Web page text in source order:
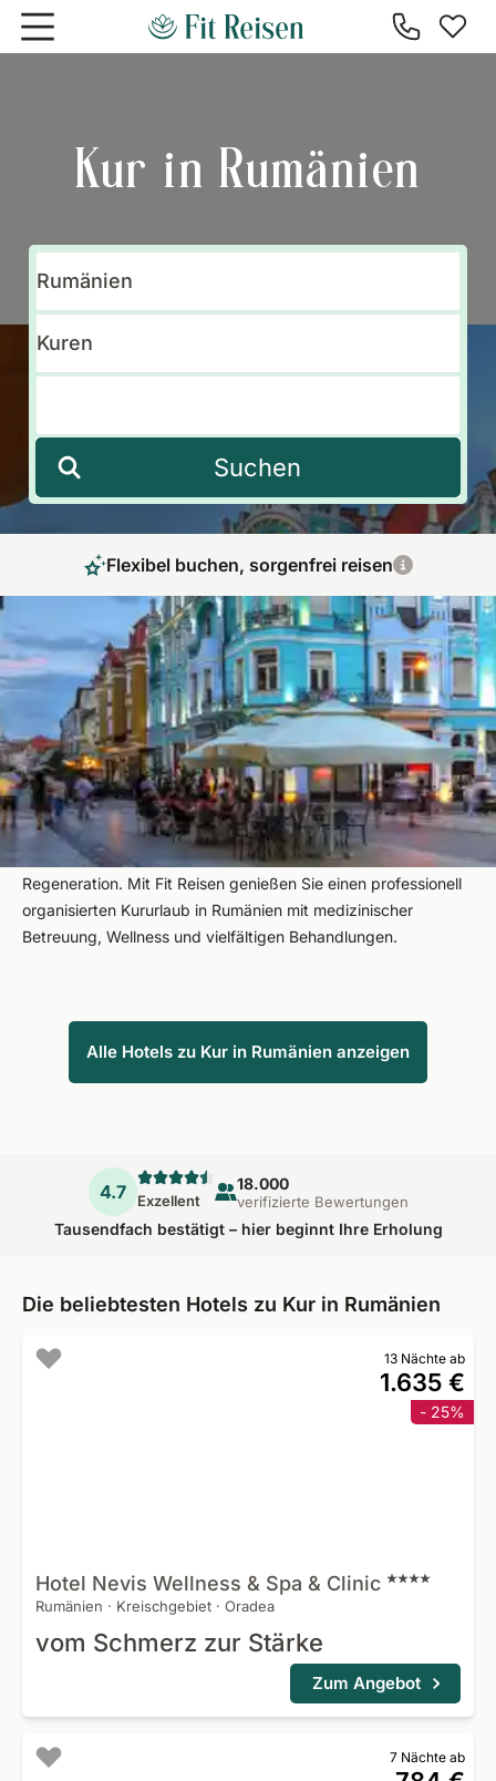
Zum Hauptinhalt springen
Kur in Rumänien
Suchen
Flexibel buchen, sorgenfrei reisen
Kur in Rumänien – Heilkur, Kururlaub und
natürliche Entspannung
Eine Kur in Rumänien verbindet traditionsreiche Heilbäder,
natürliche Thermalquellen und moderne Gesundheitsangebote
zu einem wirkungsvollen Gesundheitsurlaub. Zwischen
Bergen, Meer und historischen Kurorten finden Sie ideale
Voraussetzungen für Heilkur, Entspannung und nachhaltige
Regeneration. Mit Fit Reisen genießen Sie einen professionell
organisierten Kururlaub in Rumänien mit medizinischer
Betreuung, Wellness und vielfältigen Behandlungen.
Alle Hotels zu Kur in Rumänien anzeigen
4.7 Exzellent
18.000
verifizierte Bewertungen
Tausendfach bestätigt – hier beginnt Ihre Erholung
Die beliebtesten Hotels zu Kur in Rumänien
13 Nächte ab
1.635 €
- 25%
Hotel Nevis Wellness & Spa & Clinic
Rumänien · Kreischgebiet · Oradea
vom Schmerz zur Stärke
Zum Angebot
7 Nächte ab